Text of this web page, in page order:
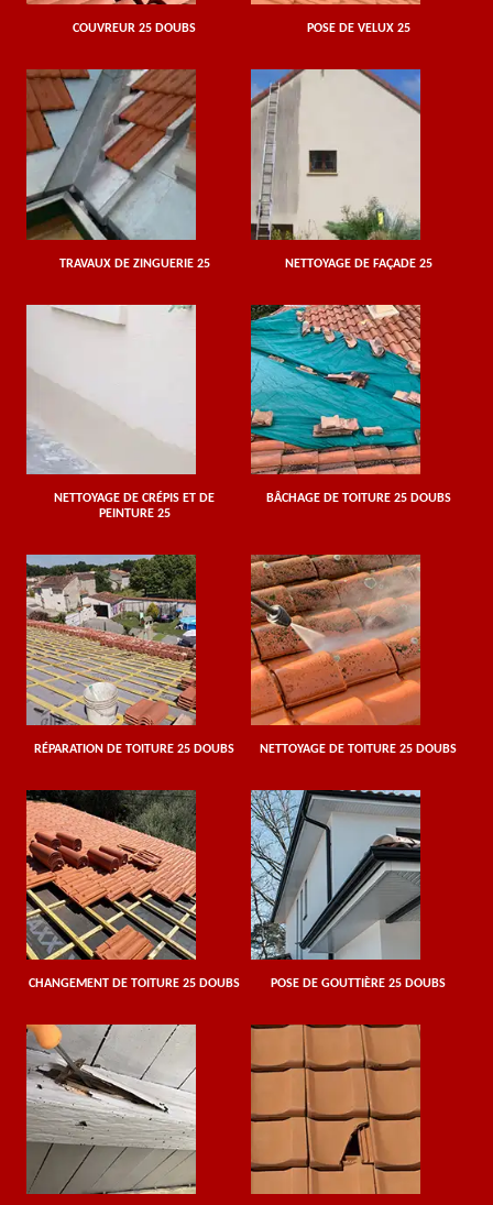
COUVREUR 25 DOUBS POSE DE VELUX 25
TRAVAUX DE ZINGUERIE 25 NETTOYAGE DE FAÇADE 25
NETTOYAGE DE CRÉPIS ET DE
PEINTURE 25
BÂCHAGE DE TOITURE 25 DOUBS
RÉPARATION DE TOITURE 25 DOUBS NETTOYAGE DE TOITURE 25 DOUBS
CHANGEMENT DE TOITURE 25 DOUBS POSE DE GOUTTIÈRE 25 DOUBS